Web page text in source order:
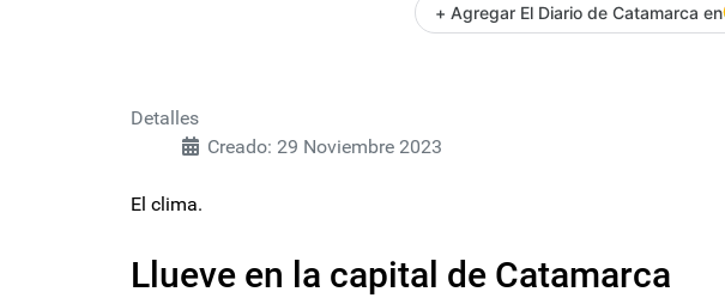
+ Agregar El Diario de Catamarca en
Detalles
Creado: 29 Noviembre 2023
El clima.
Llueve en la capital de Catamarca